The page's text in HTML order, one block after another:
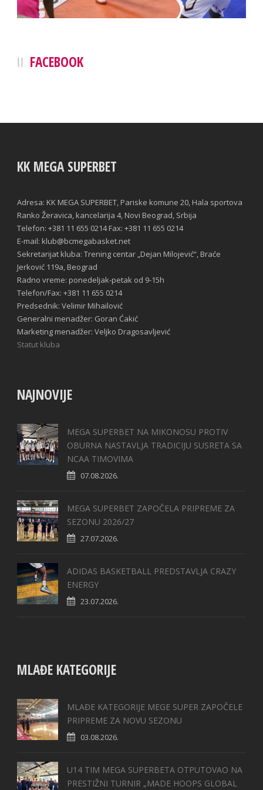
FACEBOOK
KK MEGA SUPERBET
Adresa: KK MEGA SUPERBET, Pariske komune 20, Hala sportova
Ranko Žeravica, kancelarija 4, Novi Beograd, Srbija
Telefon: +381 11 655 0214 Fax: +381 11 655 0214
E-mail: klub@bcmegabasket.net
Sekretarijat kluba: Trening centar „Dejan Milojević“, Braće
Jerković 119a, Beograd
Radno vreme: ponedeljak-petak od 9-15h
Telefon/Fax: +381 11 655 0214
Predsednik: Velimir Mihailović
Generalni menadžer: Goran Ćakić
Marketing menadžer: Veljko Dragosavljević
Statut kluba
NAJNOVIJE
MEGA SUPERBET NA MIKONOSU PROTIV
OBURNA NASTAVLJA TRADICIJU SUSRETA SA
NCAA TIMOVIMA
07.08.2026.
MEGA SUPERBET ZAPOČELA PRIPREME ZA
SEZONU 2026/27
27.07.2026.
ADIDAS BASKETBALL PREDSTAVLJA CRAZY
ENERGY
23.07.2026.
MLAĐE KATEGORIJE
MLAĐE KATEGORIJE MEGE SUPER ZAPOČELE
PRIPREME ZA NOVU SEZONU
03.08.2026.
U14 TIM MEGA SUPERBETA OTPUTOVAO NA
PRESTIŽNI TURNIR „MADE HOOPS GLOBAL